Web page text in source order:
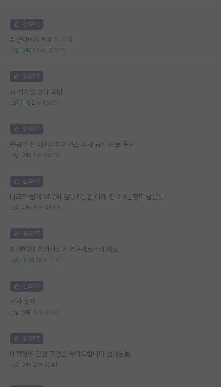
김GPT
AI분야에서 학위의 가치
0 14 10325
김GPT
ai 석사생 분야 고민
1 2 1365
김GPT
문과 출신 데이터사이언스 석사 과정 진로 문의
0 1 9849
김GPT
비교적 쉽게 ML/AI 임용되는건 이제 한 2,3년정도 남은듯
4 9 4896
김GPT
AI 분야의 미래전망과 연구자로서의 태도
16 12 7187
김GPT
석사 실적
0 4 3317
김GPT
대학원에 관련 조언좀 부탁드립니다 선배님들!
0 0 1241